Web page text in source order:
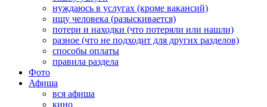
нуждаюсь в услугах (кроме вакансий)
ищу человека (разыскивается)
потери и находки (что потеряли или нашли)
разное (что не подходит для других разделов)
способы оплаты
правила раздела
Фото
Афиша
вся афиша
кино